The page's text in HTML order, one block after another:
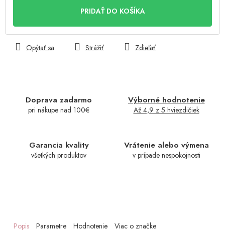
PRIDAŤ DO KOŠÍKA
Doprava zadarmo
pri nákupe nad 100€
Výborné hodnotenie
Až 4,9 z 5 hviezdičiek
Garancia kvality
všetkých produktov
Vrátenie alebo výmena
v prípade nespokojnosti
Opýtať sa Strážiť Zdieľať
Popis Parametre Hodnotenie Viac o značke